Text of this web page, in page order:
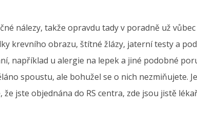
nálezy, takže opravdu tady v poradně už
krevního obrazu, štítné žlázy, jaterní testy a
například u alergie na lepek a jiné podobné
spoustu, ale bohužel se o nich nezmiňujete.
jste objednána do RS centra, zde jsou jistě